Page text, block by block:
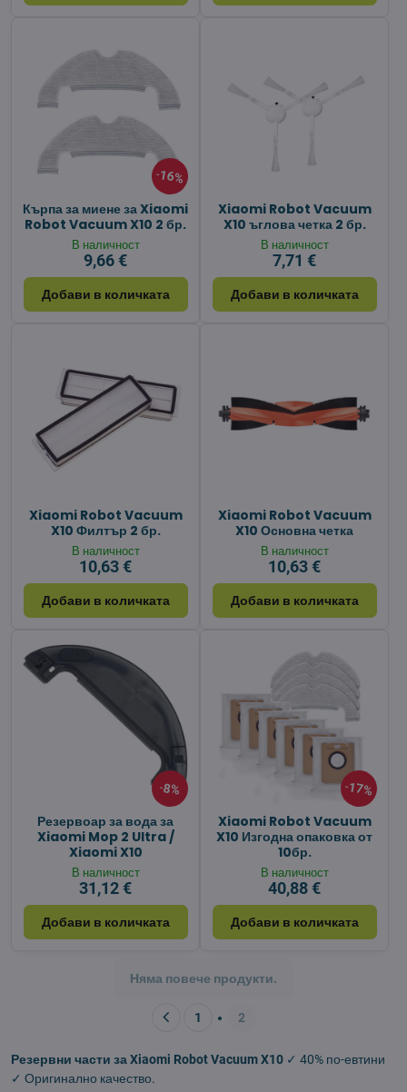
16%
Кърпа за миене за Xiaomi
Robot Vacuum X10 2 бр.
В наличност
9,66 €
Добави в количката
Xiaomi Robot Vacuum
X10 ъглова четка 2 бр.
В наличност
7,71 €
Добави в количката
Xiaomi Robot Vacuum
X10 Филтър 2 бр.
В наличност
10,63 €
Добави в количката
Xiaomi Robot Vacuum
X10 Основна четка
В наличност
10,63 €
Добави в количката
8%
Резервоар за вода за
Xiaomi Mop 2 Ultra /
Xiaomi X10
В наличност
31,12 €
Добави в количката
17%
Xiaomi Robot Vacuum
X10 Изгодна опаковка от
10бр.
В наличност
40,88 €
Добави в количката
Няма повече продукти.
1 2
Резервни части за Xiaomi Robot Vacuum X10 ✓ 40% по-евтини
✓ Оригинално качество.